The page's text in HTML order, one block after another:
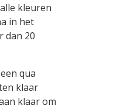
kleuren
in het
dan 20
qua
klaar
klaar om